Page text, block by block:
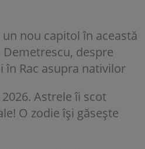
nou capitol în această
despre
în Rac asupra nativilor
Astrele îi scot
O zodie își găsește